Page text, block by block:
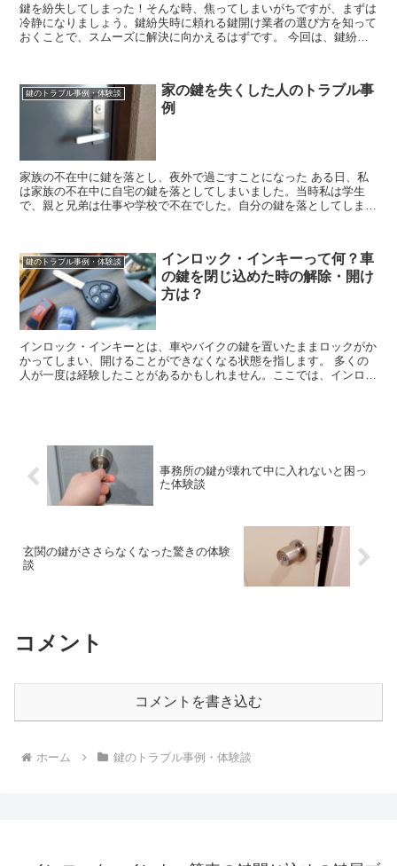
鍵を紛失してしまった！そんな時、焦ってしまいがちですが、まずは
冷静になりましょう。鍵紛失時に頼れる鍵開け業者の選び方を知って
おくことで、スムーズに解決に向かえるはずです。 今回は、鍵紛失
鍵のトラブル事例・体験談
家の鍵を失くした人のトラブル事
例
家族の不在中に鍵を落とし、夜外で過ごすことになった ある日、私
は家族の不在中に自宅の鍵を落としてしまいました。当時私は学生
で、親と兄弟は仕事や学校で不在でした。自分の鍵を落としてしまっ
鍵のトラブル事例・体験談
インロック・インキーって何？車
の鍵を閉じ込めた時の解除・開け
方は？
インロック・インキーとは、車やバイクの鍵を置いたままロックがか
かってしまい、開けることができなくなる状態を指します。 多くの
人が一度は経験したことがあるかもしれません。ここでは、インロッ
事務所の鍵が壊れて中に入れないと困っ
た体験談
玄関の鍵がささらなくなった驚きの体験
談
コメント
コメントを書き込む
ホーム 鍵のトラブル事例・体験談